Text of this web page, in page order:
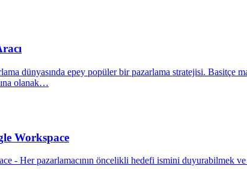
dünyasında epey popüler bir pazarlama stratejisi. Basitçe
olanak…
Workspace
- Her pazarlamacının öncelikli hedefi ismini duyurabilmek